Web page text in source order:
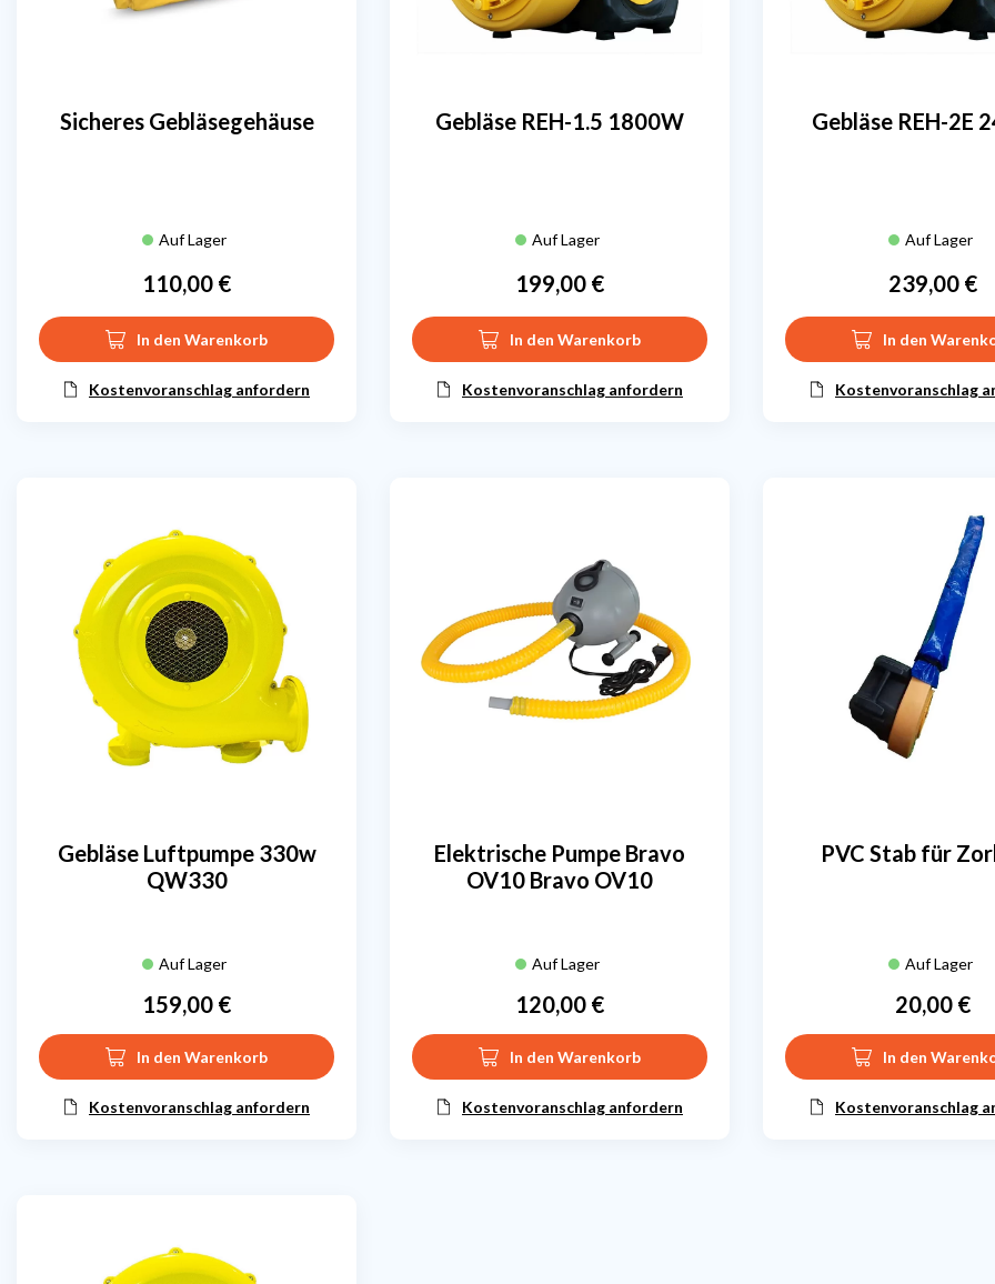
Sicheres Gebläsegehäuse
Auf Lager
Preis
110,00 €
In den Warenkorb
Kostenvoranschlag anfordern
Gebläse REH-1.5 1800W
Auf Lager
Preis
199,00 €
In den Warenkorb
Kostenvoranschlag anfordern
Gebläse REH-2E
Auf Lager
Preis
239,00 €
In den
Kostenvoranschlag
Gebläse Luftpumpe 330w
QW330
Auf Lager
Preis
159,00 €
In den Warenkorb
Kostenvoranschlag anfordern
Elektrische Pumpe Bravo
OV10 Bravo OV10
Auf Lager
Preis
120,00 €
In den Warenkorb
Kostenvoranschlag anfordern
PVC Stab für
Auf Lager
Preis
20,00 €
In den
Kostenvoranschlag